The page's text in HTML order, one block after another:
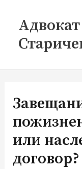
содержимому
или
договор?
записям